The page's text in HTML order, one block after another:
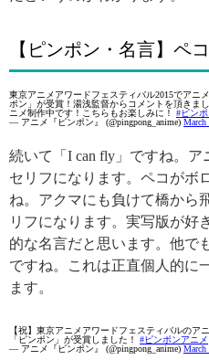
【ピンポン・名言】ペ
東京アニメアワードフェスティバル2015でアニ
ポン」が受賞！湯浅監督からコメントを頂きま
ニメ制作中です！こちらもお楽しみに！ #ピン
— アニメ『ピンポン』 (@pingpong_anime) March
続いて「I can fly」ですね。
セリフになります。ペコがボ
ね。アクマにも負けて橋から
リフになります。実写版が好
的な名言だと思います。他で
ですね。これは正直個人的に
ます。
【祝】東京アニメアワードフェスティバルのア
「ピンポン」が受賞しました！ #ピンポンアニメ
— アニメ『ピンポン』 (@pingpong_anime) March